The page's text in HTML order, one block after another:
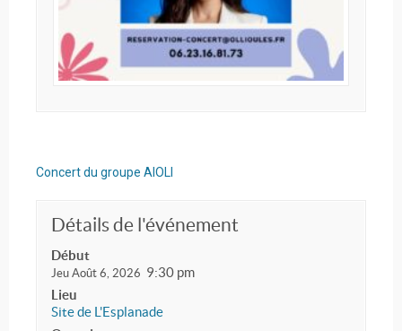
Concert du groupe AIOLI
Détails de l'événement
Début
Jeu Août 6, 2026 9:30 pm
Lieu
Site de L'Esplanade